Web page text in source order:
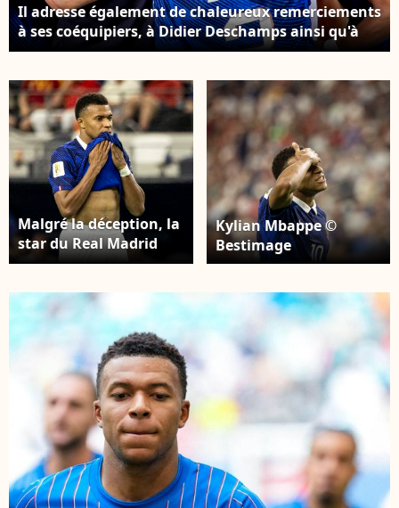
Il adresse également de chaleureux remerciements
à ses coéquipiers, à Didier Deschamps ainsi qu'à
l'ensemble du staff technique. L'équipe de France,
30 juin, à l'occasion de la Coupe du monde 2026. ©
Bestimage
Malgré la déception, la
star du Real Madrid
donne déjà rendez-
l'avenir de la sélection.
Kylian Mbappe ©
Bestimage
Kylian Mbappe ©
Bestimage